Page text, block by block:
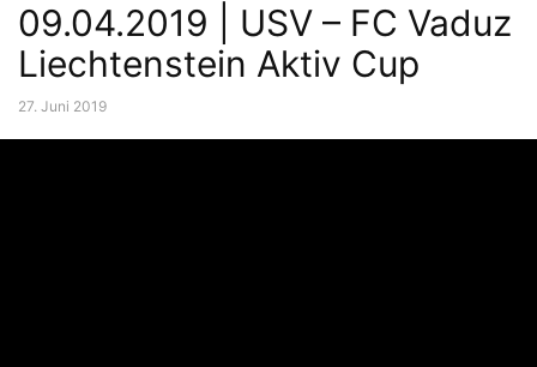
09.04.2019 | USV – FC Vaduz
Liechtenstein Aktiv Cup
27. Juni 2019